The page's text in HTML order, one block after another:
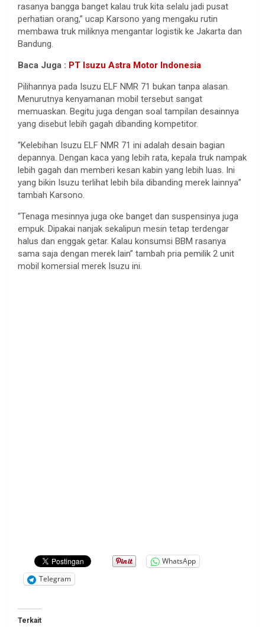
rasanya bangga banget kalau truk kita selalu jadi pusat
perhatian orang,” ucap Karsono yang mengaku rutin
membawa truk miliknya mengantar logistik ke Jakarta dan
Bandung.
Baca Juga : PT Isuzu Astra Motor Indonesia
Pilihannya pada Isuzu ELF NMR 71 bukan tanpa alasan.
Menurutnya kenyamanan mobil tersebut sangat
memuaskan. Begitu juga dengan soal tampilan desainnya
yang disebut lebih gagah dibanding kompetitor.
“Kelebihan Isuzu ELF NMR 71 ini adalah desain bagian
depannya. Dengan kaca yang lebih rata, kepala truk nampak
lebih gagah dan memberi kesan kabin yang lebih luas. Ini
yang bikin Isuzu terlihat lebih bila dibanding merek lainnya”
tambah Karsono.
“Tenaga mesinnya juga oke banget dan suspensinya juga
empuk. Dipakai nanjak sekalipun mesin tetap terdengar
halus dan enggak getar. Kalau konsumsi BBM rasanya
sama saja dengan merek lain” tambah pria pemilik 2 unit
mobil komersial merek Isuzu ini.
WhatsApp
Telegram
Terkait